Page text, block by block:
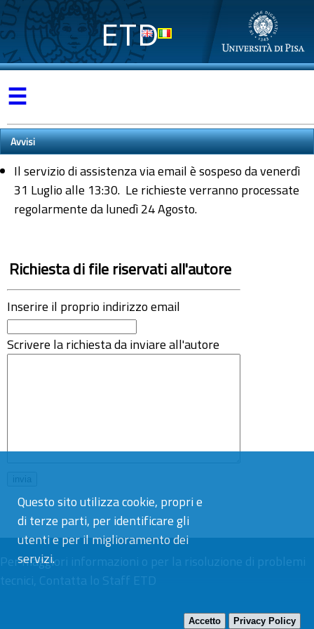
Questo sito utilizza cookie, propri e
di terze parti, per identificare gli
utenti e per il miglioramento dei
servizi.
Accetto Privacy Policy
ETD
☰
Avvisi
Il servizio di assistenza via email è sospeso da venerdì
31 Luglio alle 13:30. Le richieste verranno processate
regolarmente da lunedì 24 Agosto.
Richiesta di file riservati all'autore
Inserire il proprio indirizzo email
Scrivere la richiesta da inviare all'autore
Per maggiori informazioni o per la risoluzione di problemi
tecnici, Contatta lo Staff ETD